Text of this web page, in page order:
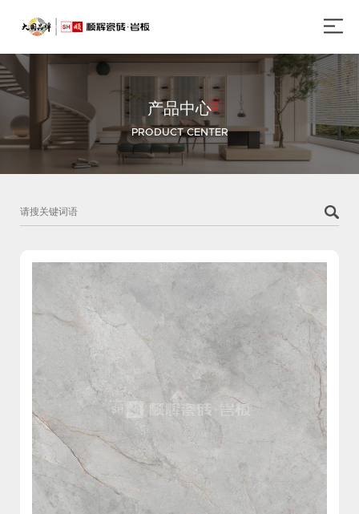
产品中心
PRODUCT CENTER